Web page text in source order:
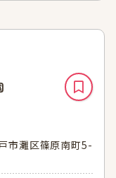
市灘区篠原南町5-